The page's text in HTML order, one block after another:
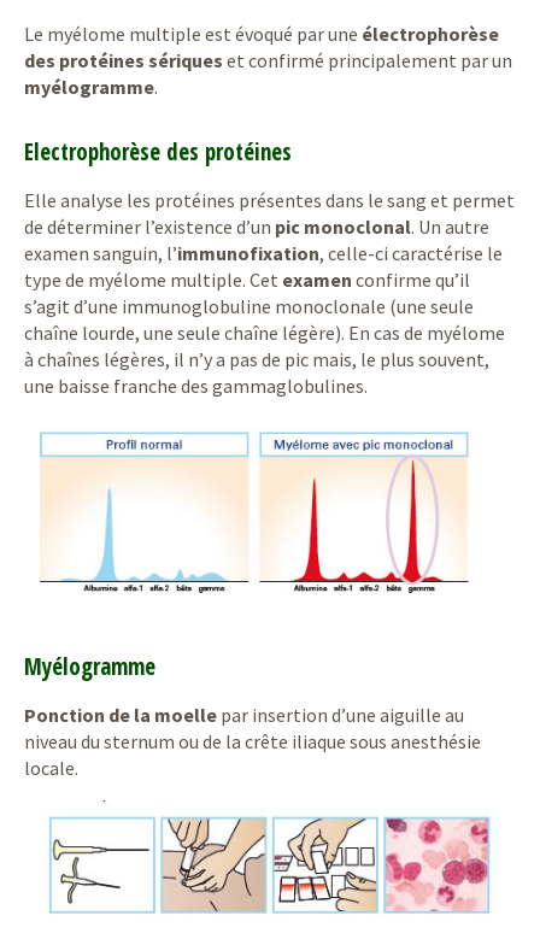
Le myélome multiple est évoqué par une électrophorèse
des protéines sériques et confirmé principalement par un
myélogramme.
Electrophorèse des protéines
Elle analyse les protéines présentes dans le sang et permet
de déterminer l’existence d’un pic monoclonal. Un autre
examen sanguin, l’immunofixation, celle-ci caractérise le
type de myélome multiple. Cet examen confirme qu’il
s’agit d’une immunoglobuline monoclonale (une seule
chaîne lourde, une seule chaîne légère). En cas de myélome
à chaînes légères, il n’y a pas de pic mais, le plus souvent,
une baisse franche des gammaglobulines.
Myélogramme
Ponction de la moelle par insertion d’une aiguille au
niveau du sternum ou de la crête iliaque sous anesthésie
locale.